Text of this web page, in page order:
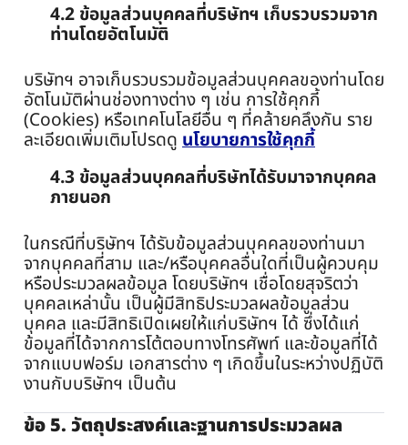
4.2 ข้อมูลส่วนบุคคลที่บริษัทฯ เก็บรวบรวมจาก
ท่านโดยอัตโนมัติ
บริษัทฯ อาจเก็บรวบรวมข้อมูลส่วนบุคคลของท่านโดย
อัตโนมัติผ่านช่องทางต่าง ๆ เช่น การใช้คุกกี้
(Cookies) หรือเทคโนโลยีอื่น ๆ ที่คล้ายคลึงกัน ราย
ละเอียดเพิ่มเติมโปรดดู นโยบายการใช้คุกกี้
4.3 ข้อมูลส่วนบุคคลที่บริษัทได้รับมาจากบุคคล
ภายนอก
ในกรณีที่บริษัทฯ ได้รับข้อมูลส่วนบุคคลของท่านมา
จากบุคคลที่สาม และ/หรือบุคคลอื่นใดที่เป็นผู้ควบคุม
หรือประมวลผลข้อมูล โดยบริษัทฯ เชื่อโดยสุจริตว่า
บุคคลเหล่านั้น เป็นผู้มีสิทธิประมวลผลข้อมูลส่วน
บุคคล และมีสิทธิเปิดเผยให้แก่บริษัทฯ ได้ ซึ่งได้แก่
ข้อมูลที่ได้จากการโต้ตอบทางโทรศัพท์ และข้อมูลที่ได้
จากแบบฟอร์ม เอกสารต่าง ๆ เกิดขึ้นในระหว่างปฏิบัติ
งานกับบริษัทฯ เป็นต้น
ข้อ 5. วัตถุประสงค์และฐานการประมวลผล